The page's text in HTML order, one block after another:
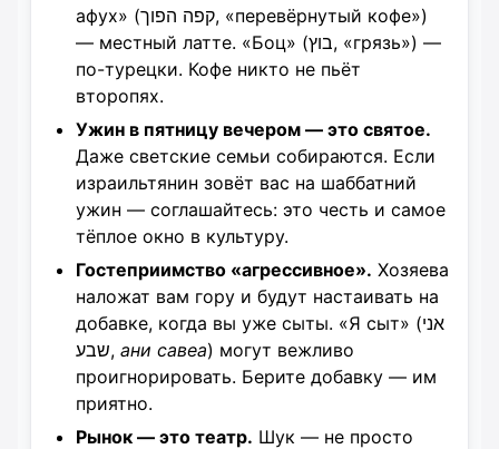
афух» (קפה הפוך, «перевёрнутый кофе»)
— местный латте. «Боц» (בוץ, «грязь») —
по-турецки. Кофе никто не пьёт
второпях.
Ужин в пятницу вечером — это святое.
Даже светские семьи собираются. Если
израильтянин зовёт вас на шаббатний
ужин — соглашайтесь: это честь и самое
тёплое окно в культуру.
Гостеприимство «агрессивное». Хозяева
наложат вам гору и будут настаивать на
добавке, когда вы уже сыты. «Я сыт» (אני
שבע, ани савеа) могут вежливо
проигнорировать. Берите добавку — им
приятно.
Рынок — это театр. Шук — не просто